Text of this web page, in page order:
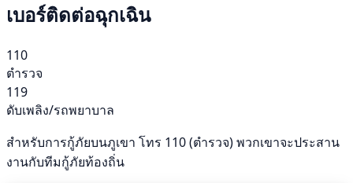
เบอร์ติดต่อฉุกเฉิน
110
ตำรวจ
119
ดับเพลิง/รถพยาบาล
สำหรับการกู้ภัยบนภูเขา โทร 110 (ตำรวจ) พวกเขาจะประสาน
งานกับทีมกู้ภัยท้องถิ่น